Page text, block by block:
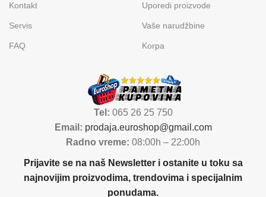
Kontakt
Servis
FAQ
Uporedi proizvode
Vaše narudžbine
Korpa
Tel: 065 26 25 750
Email: prodaja.euroshop@gmail.com
Radno vreme: 08:00h – 22:00h
Prijavite se na naš Newsletter i ostanite u toku sa
najnovijim proizvodima, trendovima i specijalnim
ponudama.